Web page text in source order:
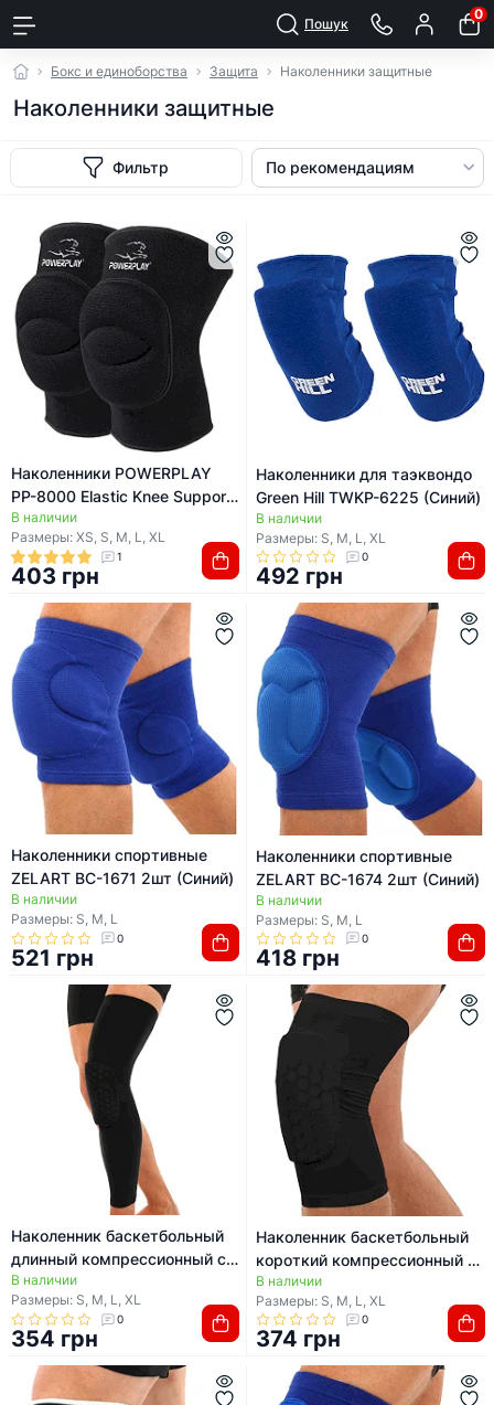
Пошук
0
Бокс и единоборства Защита Наколенники защитные
Наколенники защитные
Фильтр
Наколенники POWERPLAY
PP-8000 Elastic Knee Support
(пара)
В наличии
Размеры: XS, S, M, L, XL
1
403 грн
Наколенники для таэквондо
Green Hill TWKP-6225 (Синий)
В наличии
Размеры: S, M, L, XL
0
492 грн
Наколенники спортивные
ZELART BC-1671 2шт (Синий)
В наличии
Размеры: S, M, L
0
521 грн
Наколенники спортивные
ZELART BC-1674 2шт (Синий)
В наличии
Размеры: S, M, L
0
418 грн
Наколенник баскетбольный
длинный компрессионный с
защитными накладками SP-
SPORT BC-5665 1шт
(Черный)
В наличии
Размеры: S, M, L, XL
0
354 грн
Наколенник баскетбольный
короткий компрессионный с
защитными накладками SP-
SPORT BC-0528 1шт
(Черный)
В наличии
Размеры: S, M, L, XL
0
374 грн